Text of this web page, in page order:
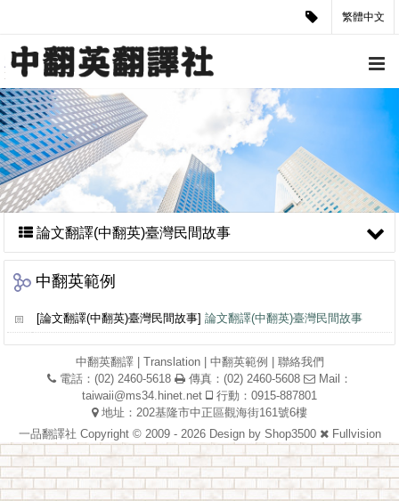
繁體中文
論文翻譯(中翻英)臺灣民間故事
中翻英範例
[論文翻譯(中翻英)臺灣民間故事] 論文翻譯(中翻英)臺灣民間故事
中翻英翻譯| Translation| 中翻英範例
聯絡我們
電話：(02) 2460-5618
傳真：(02) 2460-5608
Mail：
taiwaii@ms34.hinet.net
行動：0915-887801
地址：202基隆市中正區觀海街161號6樓
一品翻譯社 Copyright © 2009 - 2026 Design by Shop3500 Fullvision